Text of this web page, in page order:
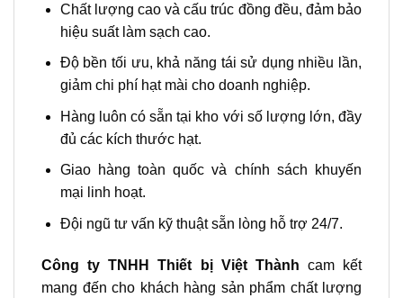
Chất lượng cao và cấu trúc đồng đều, đảm bảo
hiệu suất làm sạch cao.
Độ bền tối ưu, khả năng tái sử dụng nhiều lần,
giảm chi phí hạt mài cho doanh nghiệp.
Hàng luôn có sẵn tại kho với số lượng lớn, đầy
đủ các kích thước hạt.
Giao hàng toàn quốc và chính sách khuyến
mại linh hoạt.
Đội ngũ tư vấn kỹ thuật sẵn lòng hỗ trợ 24/7.
Công ty TNHH Thiết bị Việt Thành cam kết
mang đến cho khách hàng sản phẩm chất lượng